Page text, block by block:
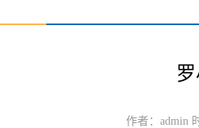
作者：admin